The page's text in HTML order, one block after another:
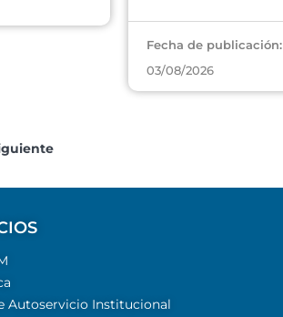
Fecha de publicación:
03/08/2026
Autoservicio Institucional